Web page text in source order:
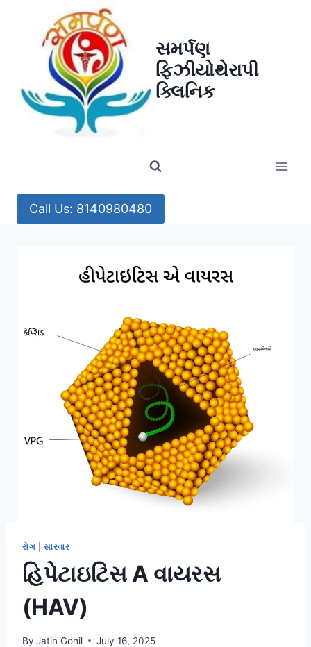
સમર્પણ
ફિઝીયોથેરાપી
ક્લિનિક
Call Us: 8140980480
રોગ સારવાર
હિપેટાઇટિસ A વાયરસ
(HAV)
By Jatin Gohil July 16, 2025